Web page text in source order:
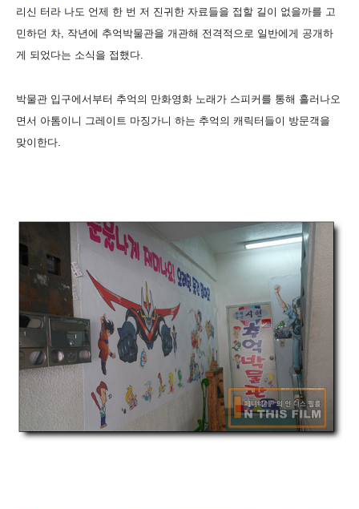
리신 터라 나도 언제 한 번 저 진귀한 자료들을 접할 길이 없을까를 고
민하던 차, 작년에 추억박물관을 개관해 전격적으로 일반에게 공개하
게 되었다는 소식을 접했다.
박물관 입구에서부터 추억의 만화영화 노래가 스피커를 통해 흘러나오
면서 아톰이니 그레이트 마징가니 하는 추억의 캐릭터들이 방문객을
맞이한다.